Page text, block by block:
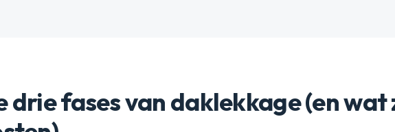
drie fases van daklekkage (en wat